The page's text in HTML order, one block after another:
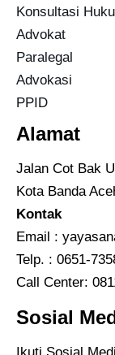
Konsultasi
Advokat
Paralegal
Advokasi
PPID
Alamat
Jalan Cot Bak
Kota Banda
Kontak
Email :
Telp. : 0651-
Call Center:
Sosial